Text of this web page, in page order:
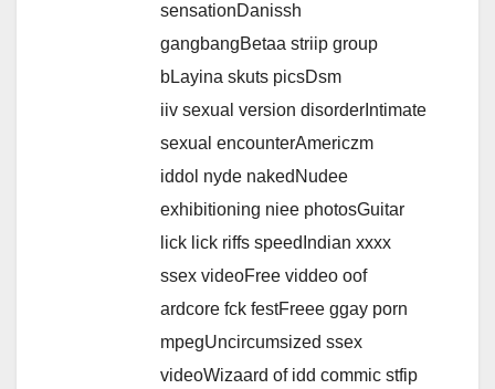
sensationDanissh
gangbangBetaa striip group
bLayina skuts picsDsm
iiv sexual version disorderIntimate
sexual encounterAmericzm
iddol nyde nakedNudee
exhibitioning niee photosGuitar
lick lick riffs speedIndian xxxx
ssex videoFree viddeo oof
ardcore fck festFreee ggay porn
mpegUncircumsized ssex
videoWizaard of idd commic stfip